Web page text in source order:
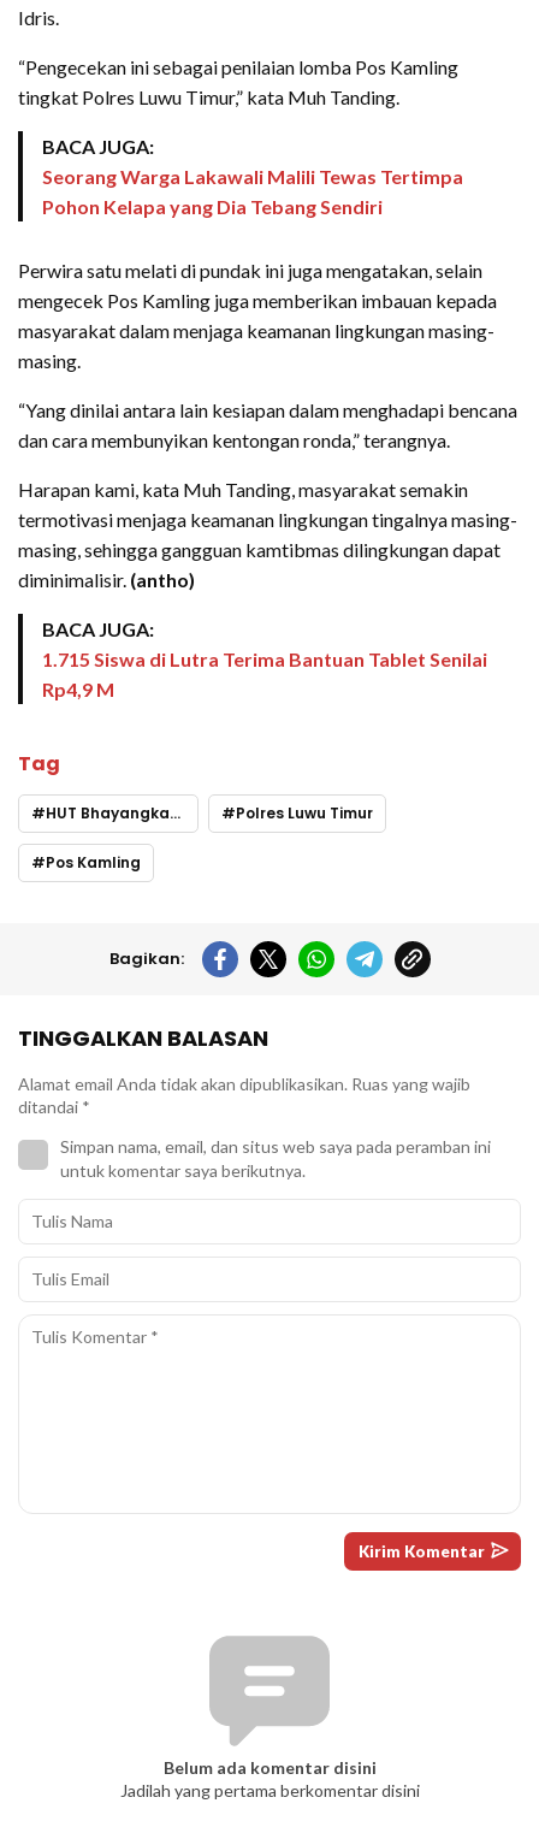
Idris.
“Pengecekan ini sebagai penilaian lomba Pos Kamling
tingkat Polres Luwu Timur,” kata Muh Tanding.
BACA JUGA:
Seorang Warga Lakawali Malili Tewas Tertimpa
Pohon Kelapa yang Dia Tebang Sendiri
Perwira satu melati di pundak ini juga mengatakan, selain
mengecek Pos Kamling juga memberikan imbauan kepada
masyarakat dalam menjaga keamanan lingkungan masing-
masing.
“Yang dinilai antara lain kesiapan dalam menghadapi bencana
dan cara membunyikan kentongan ronda,” terangnya.
Harapan kami, kata Muh Tanding, masyarakat semakin
termotivasi menjaga keamanan lingkungan tingalnya masing-
masing, sehingga gangguan kamtibmas dilingkungan dapat
diminimalisir. (antho)
BACA JUGA:
1.715 Siswa di Lutra Terima Bantuan Tablet Senilai
Rp4,9 M
Tag
HUT Bhayangkara ke-74 Polres Luwu Timur
Pos Kamling
Bagikan:
TINGGALKAN BALASAN
Alamat email Anda tidak akan dipublikasikan. Ruas yang wajib
ditandai *
Simpan nama, email, dan situs web saya pada peramban ini
untuk komentar saya berikutnya.
Belum ada komentar disini
Jadilah yang pertama berkomentar disini